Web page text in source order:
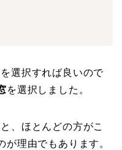
選択すれば良いので
を選択しました。
、ほとんどの方がこ
が理由でもあります。